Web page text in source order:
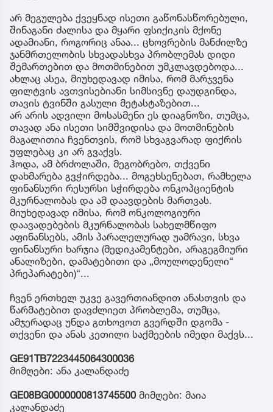
არ მეგულება ქვეყნად ისეთი გაწონასწორებული,
შინაგანი ძალისა და მყარი ფსიქიკის მქონე
ადამიანი, როგორიც ანაა... ცხოვრების მანძილზე
ჯანმრთელობის სხვადასხვა პრობლემას დიდი
შემართებით და მოთმინებით უმკლავდებოდა...
ახლაც ასეა, მიუხედავად იმისა, რომ მარჯვენა
ფილტვის ავთვისებიანი სიმსივნე დაუდგინდა,
თავის ტვინში გასული მეტასტაზებით...
არ არის ადვილი მოსასმენი ეს დიაგნოზი, თუმცა,
თავად ანა ისეთი სიმშვიდისა და მოთმინების
მაგალითია ჩვენთვის, რომ სხვაგვარად ფიქრის
უფლებაც კი არ გვაქვს.
ჰოდა, ამ ბრძოლაში, მეგობრებო, თქვენი
დახმარება გვჭირდება... მოგეხსენებათ, რამხელა
ფინანსური რესურსი სჭირდება ონკოპციენტის
მკურნალობას და ამ დაავდების მართვას.
მიუხედავად იმისა, რომ ონკოლოგიური
დაავადებების მკურნალობას სახელმწიფო
აფინანსებს, ამის პარალელურად უამრავი, სხვა
ფინანსური ხარჯია (მედიკამენტები, არაგეგმიური
ანალიზები, დამატებითი და „მოულოდენელი“
პრეპარატები)“...
ჩვენ ერთხელ უკვე გავერთიანდით ანასთვის და
წარმატებით დავძლიეთ პრობლემა, თუმცა,
ამჯერადაც უნდა გთხოვოთ გვერდში დგომა -
თქვენი და ანას კეთილი საქმეების იმედი მაქვს...
GE91TB7223445064300036
მიმღები: ანა კალანდაძე
GE08BG0000000813745500 მიმღები: მაია
კალანდაძე